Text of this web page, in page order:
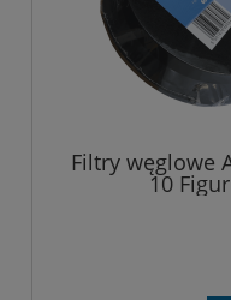
Filtry węglowe
10